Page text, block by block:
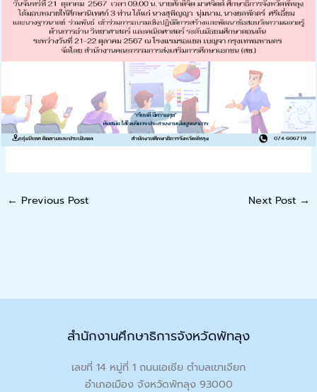
← Previous Post Next Post →
สำนักงานศึกษาธิการจังหวัดพัทลุง
เลขที่ 14 หมู่ที่ 1 ถนนเอเชีย ตำบลเขาเจียก
อำเภอเมือง จังหวัดพัทลุง 93000